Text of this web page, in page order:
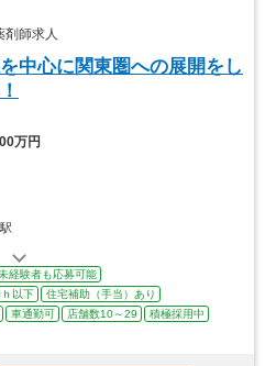
師求人
中心に関東圏への展開をし
万円
経験者も応募可能
以下
住宅補助（手当）あり
車通勤可 店舗数10～29
積極採用中